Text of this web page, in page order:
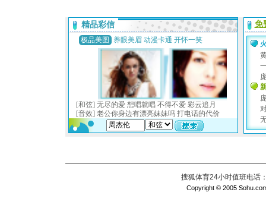
搜狐体育24小时值班电话
Copyright © 2005